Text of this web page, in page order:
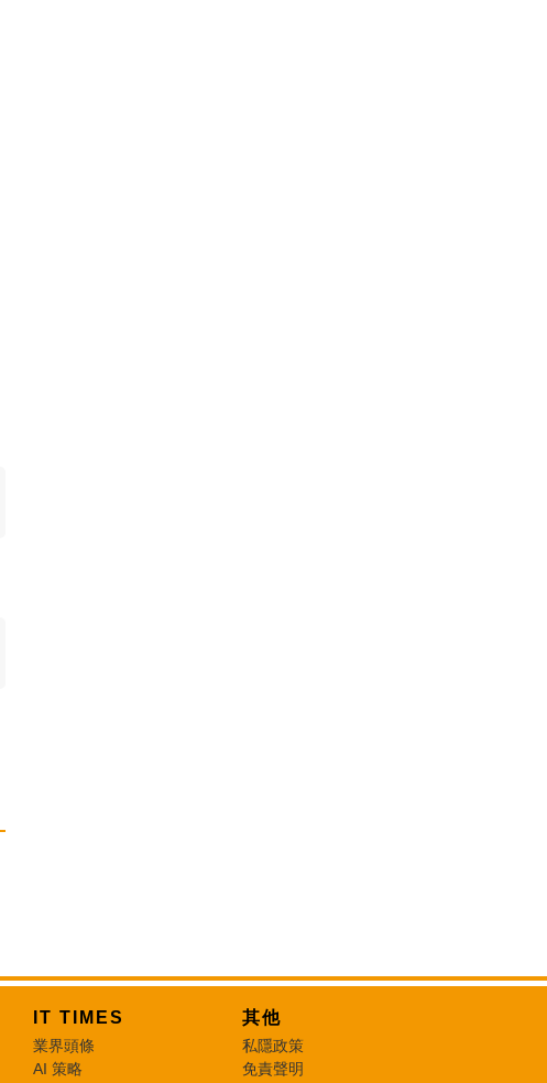
IT TIMES
業界頭條
AI 策略
其他
私隱政策
免責聲明